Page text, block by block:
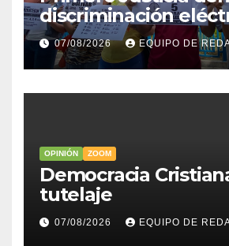
discriminación
interior del país
07/08/2026 EQUIPO DE
OPINIÓN ZOOM
Democracia
tutelaje
07/08/2026 EQUIPO DE